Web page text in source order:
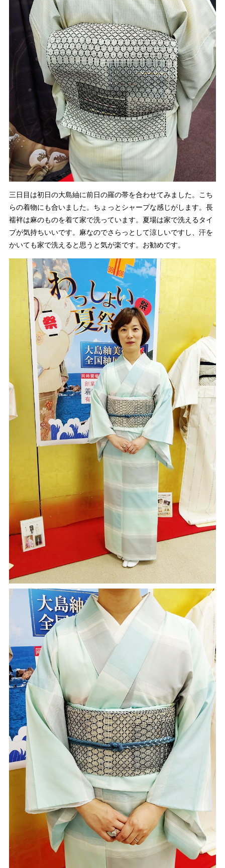
三日目は初日の大島紬に前日の羅の帯を合わせてみました。こち
らの着物にも合いました。ちょっとシャープな感じがします。長
襦袢は麻のものを着て家で洗っています。夏場は家で洗えるタイ
プが気持ちいいです。麻なのでさらっとして涼しいですし、汗を
かいても家で洗えると思うと気が楽です。お勧めです。